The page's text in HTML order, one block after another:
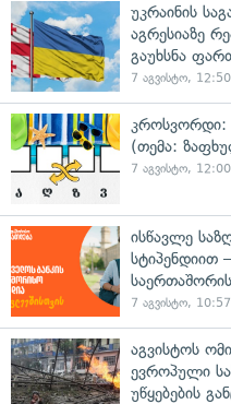
უკრაინის
აგრესიაზე
გაუხსნა
7 აგვისტო, 12:50
კროსვორდი:
(თემა:
7 აგვისტო, 12:00
ისწავლე
სტიპენდიით
7 აგვისტო, 10:57
აგვისტოს
ევროპული
უწყებების